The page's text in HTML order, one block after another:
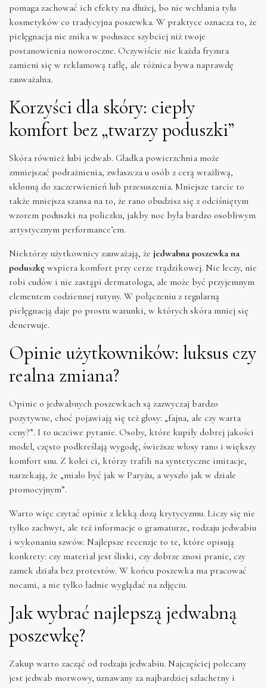
pomaga zachować ich efekty na dłużej, bo nie wchłania tylu
kosmetyków co tradycyjna poszewka. W praktyce oznacza to, że
pielęgnacja nie znika w poduszce szybciej niż twoje
postanowienia noworoczne. Oczywiście nie każda fryzura
zamieni się w reklamową taflę, ale różnica bywa naprawdę
zauważalna.
Korzyści dla skóry: ciepły
komfort bez „twarzy poduszki”
Skóra również lubi jedwab. Gładka powierzchnia może
zmniejszać podrażnienia, zwłaszcza u osób z cerą wrażliwą,
skłonną do zaczerwienień lub przesuszenia. Mniejsze tarcie to
także mniejsza szansa na to, że rano obudzisz się z odciśniętym
wzorem poduszki na policzku, jakby noc była bardzo osobliwym
artystycznym performance’em.
Niektórzy użytkownicy zauważają, że jedwabna poszewka na
poduszkę wspiera komfort przy cerze trądzikowej. Nie leczy, nie
robi cudów i nie zastąpi dermatologa, ale może być przyjemnym
elementem codziennej rutyny. W połączeniu z regularną
pielęgnacją daje po prostu warunki, w których skóra mniej się
denerwuje.
Opinie użytkowników: luksus czy
realna zmiana?
Opinie o jedwabnych poszewkach są zazwyczaj bardzo
pozytywne, choć pojawiają się też głosy: „fajna, ale czy warta
ceny?”. I to uczciwe pytanie. Osoby, które kupiły dobrej jakości
model, często podkreślają wygodę, świeższe włosy rano i większy
komfort snu. Z kolei ci, którzy trafili na syntetyczne imitacje,
narzekają, że „miało być jak w Paryżu, a wyszło jak w dziale
promocyjnym”.
Warto więc czytać opinie z lekką dozą krytycyzmu. Liczy się nie
tylko zachwyt, ale też informacje o gramaturze, rodzaju jedwabiu
i wykonaniu szwów. Najlepsze recenzje to te, które opisują
konkrety: czy materiał jest śliski, czy dobrze znosi pranie, czy
zamek działa bez protestów. W końcu poszewka ma pracować
nocami, a nie tylko ładnie wyglądać na zdjęciu.
Jak wybrać najlepszą jedwabną
poszewkę?
Zakup warto zacząć od rodzaju jedwabiu. Najczęściej polecany
jest jedwab morwowy, uznawany za najbardziej szlachetny i